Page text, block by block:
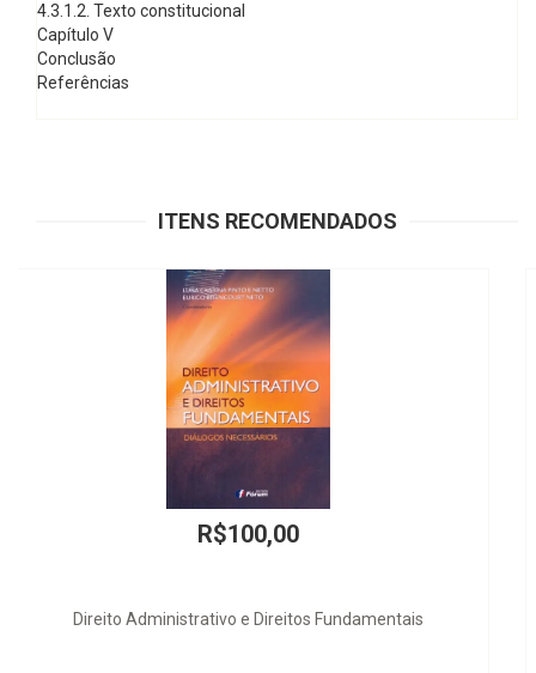
4.3.1.2. Texto constitucional
Capítulo V
Conclusão
Referências
ITENS RECOMENDADOS
R$290,00
Manual das Sociedades Limitadas